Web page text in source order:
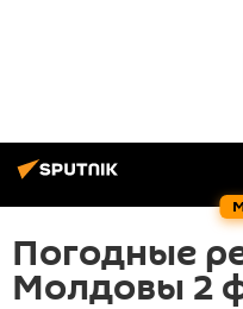
Погодные
Молдовы 2